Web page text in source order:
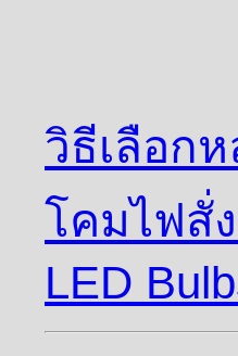
วิธีเลือก
โคมไฟสั่
LED